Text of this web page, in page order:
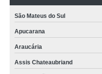
São Mateus do Sul
Apucarana
Araucária
Assis Chateaubriand